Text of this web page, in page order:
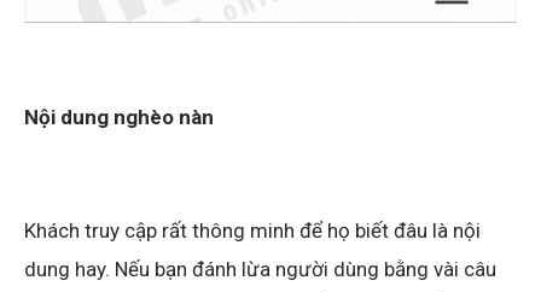
Nội dung nghèo nàn
Khách truy cập rất thông minh để họ biết đâu là nội
dung hay. Nếu bạn đánh lừa người dùng bằng vài câu